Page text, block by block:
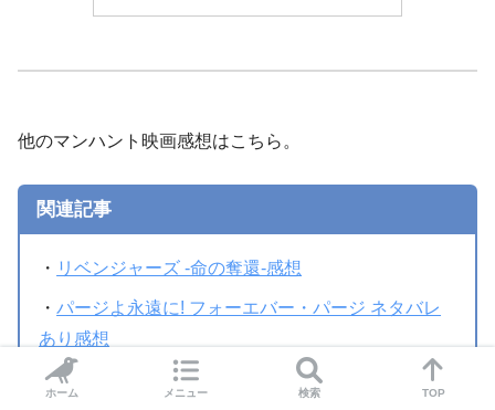
他のマンハント映画感想はこちら。
関連記事
・ リベンジャーズ -命の奪還-感想
・パージよ永遠に! フォーエバー・パージ ネタバレ
あり感想
・驚きはないけど安定している レディ・リベンジャ
ホーム メニュー 検索 TOP